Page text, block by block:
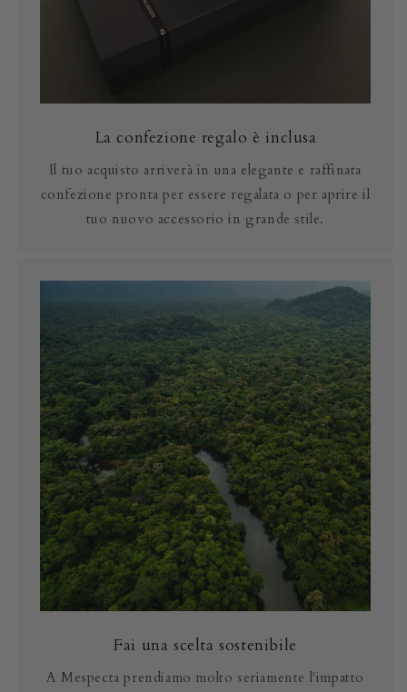
La confezione regalo è inclusa
Il tuo acquisto arriverà in una elegante e raffinata
confezione pronta per essere regalata o per aprire il
tuo nuovo accessorio in grande stile.
Fai una scelta sostenibile
A Mespecta prendiamo molto seriamente l'impatto